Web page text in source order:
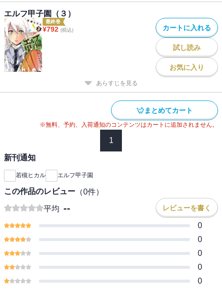
エルフ甲子園（３）
最終巻
¥792 (税込) カートに入れる
試し読み
お気に入り
あらすじを見る
まとめてカート
※無料、予約、入荷通知のコンテンツはカートに追加されません。
1
新刊通知
若槻ヒカル エルフ甲子園
この作品のレビュー （0件）
平均 -- レビューを書く
0
0
0
0
0